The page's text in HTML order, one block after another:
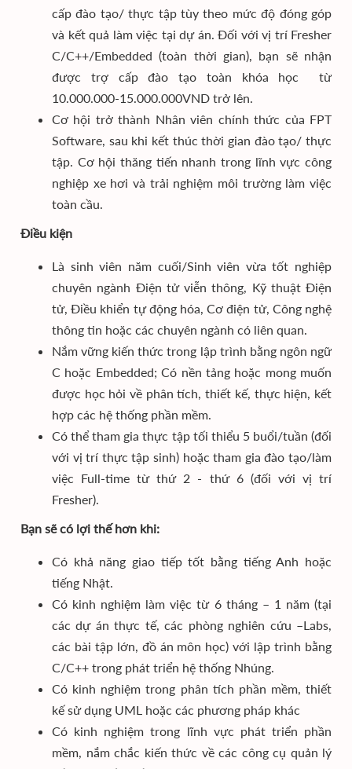
cấp đào tạo/ thực tập tùy theo mức độ đóng góp
và kết quả làm việc tại dự án. Đối với vị trí Fresher
C/C++/Embedded (toàn thời gian), bạn sẽ nhận
được trợ cấp đào tạo toàn khóa học từ
10.000.000-15.000.000VND trở lên.
Cơ hội trở thành Nhân viên chính thức của FPT
Software, sau khi kết thúc thời gian đào tạo/ thực
tập. Cơ hội thăng tiến nhanh trong lĩnh vực công
nghiệp xe hơi và trải nghiệm môi trường làm việc
toàn cầu.
Điều kiện
Là sinh viên năm cuối/Sinh viên vừa tốt nghiệp
chuyên ngành Điện tử viễn thông, Kỹ thuật Điện
tử, Điều khiển tự động hóa, Cơ điện tử, Công nghệ
thông tin hoặc các chuyên ngành có liên quan.
Nắm vững kiến thức trong lập trình bằng ngôn ngữ
C hoặc Embedded; Có nền tảng hoặc mong muốn
được học hỏi về phân tích, thiết kế, thực hiện, kết
hợp các hệ thống phần mềm.
Có thể tham gia thực tập tối thiểu 5 buổi/tuần (đối
với vị trí thực tập sinh) hoặc tham gia đào tạo/làm
việc Full-time từ thứ 2 - thứ 6 (đối với vị trí
Fresher).
Bạn sẽ có lợi thế hơn khi:
Có khả năng giao tiếp tốt bằng tiếng Anh hoặc
tiếng Nhật.
Có kinh nghiệm làm việc từ 6 tháng – 1 năm (tại
các dự án thực tế, các phòng nghiên cứu –Labs,
các bài tập lớn, đồ án môn học) với lập trình bằng
C/C++ trong phát triển hệ thống Nhúng.
Có kinh nghiệm trong phân tích phần mềm, thiết
kế sử dụng UML hoặc các phương pháp khác
Có kinh nghiệm trong lĩnh vực phát triển phần
mềm, nắm chắc kiến thức về các công cụ quản lý